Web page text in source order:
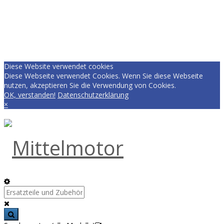
Diese Website verwendet cookies
Diese Webseite verwendet Cookies. Wenn Sie diese Webseite
nutzen, akzeptieren Sie die Verwendung von Cookies.
OK, verstanden! Datenschutzerklärung
×